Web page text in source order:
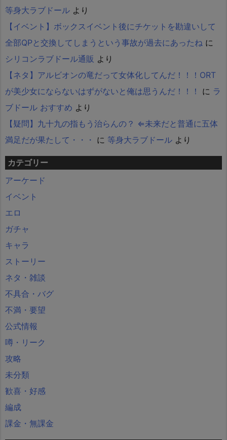
等身大ラブドール より
【イベント】ボックスイベント後にチケットを勘違いして
全部QPと交換してしまうという事故が過去にあったね に
シリコンラブドール通販 より
【ネタ】アルビオンの竜だって女体化してんだ！！！ORT
が美少女にならないはずがないと俺は思うんだ！！！
に ラ
ブドール おすすめ より
【疑問】九十九の指もう治らんの？ ⇐未来だと普通に五体
満足だが果たして・・・ に 等身大ラブドール より
カテゴリー
アーケード
イベント
エロ
ガチャ
キャラ
ストーリー
ネタ・雑談
不具合・バグ
不満・要望
公式情報
噂・リーク
攻略
未分類
歓喜・好感
編成
課金・無課金